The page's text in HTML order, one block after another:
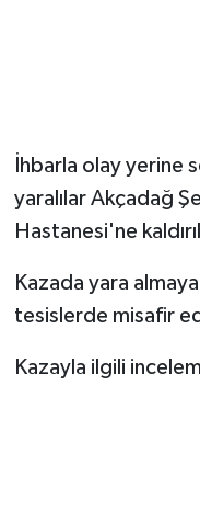
İhbarla olay yerine
yaralılar Akçadağ
Hastanesi'ne
Kazada yara
tesislerde misafir
Kazayla ilgili